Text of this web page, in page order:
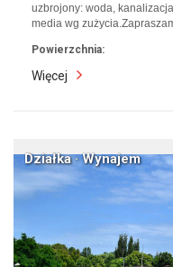
uzbrojony: woda,
media wg
Powierzchnia:
Więcej
Działka · Wynajem